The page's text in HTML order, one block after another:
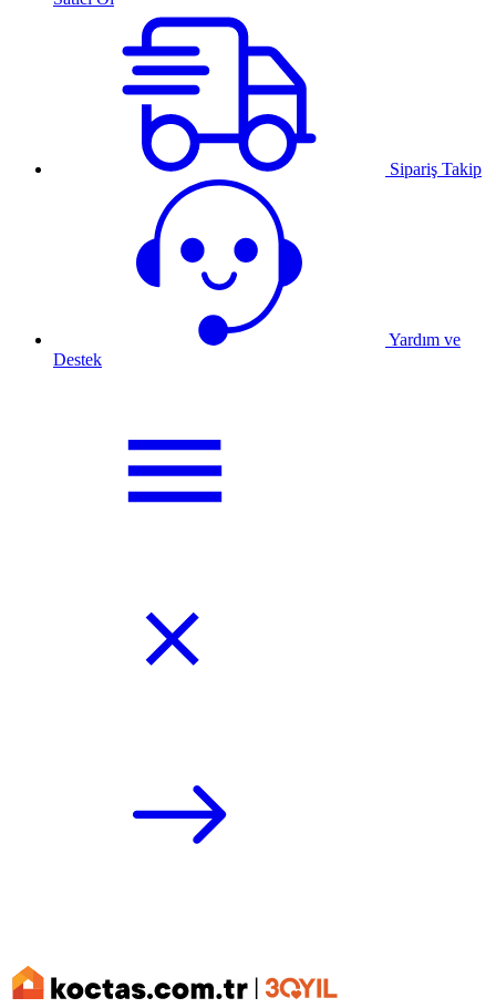
Sipariş Takip
Yardım ve
Destek